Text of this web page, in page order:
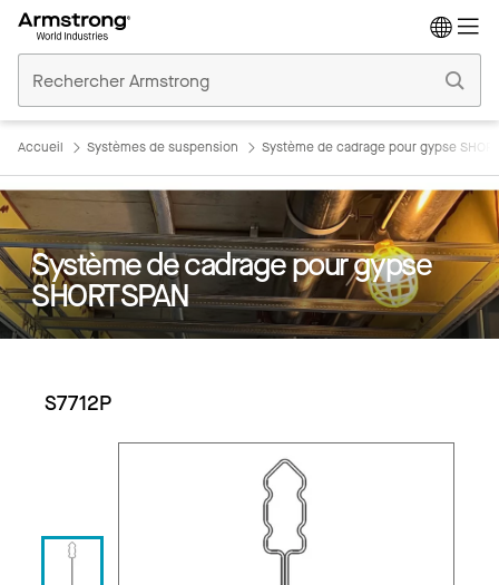
Plafonds
Commerciaux
Accueil Systèmes de suspension Système de cadrage pour gypse
Système de cadrage pour gypse
SHORTSPAN
S7712P